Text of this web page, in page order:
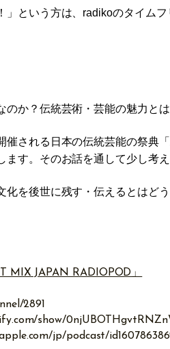
」という方は、radikoのタイムフ
のか？伝統芸術・芸能の魅力とは
催される日本の伝統芸能の祭典
ます。そのお話を通して少し考
化を後世に残す・伝えるとはど
MIX JAPAN RADIOPOD」
2891
show/
jp/podcast/